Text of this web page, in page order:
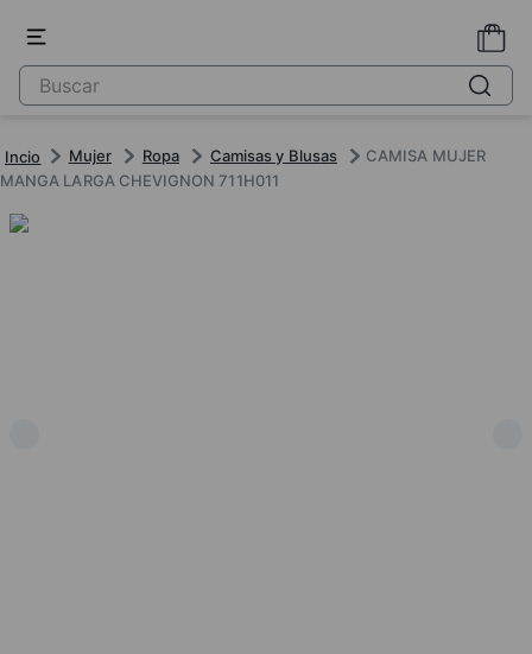
Mujer Ropa Camisas y Blusas
CAMISA MUJER
MANGA LARGA CHEVIGNON 711H011